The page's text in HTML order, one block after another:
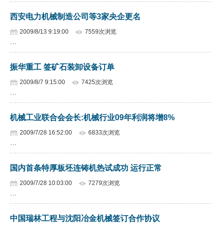
西安电力机械制造公司等3家央企更名
2009/8/13 9:19:00 7559次浏览
振华重工 签矿石装卸设备订单
2009/8/7 9:15:00 7425次浏览
机械工业联合会会长:机械行业09年利润将增8%
2009/7/28 16:52:00 6833次浏览
国内首条特厚板坯连铸机热试成功 运行正常
2009/7/28 10:03:00 7279次浏览
中国瑞林工程与沈阳冶金机械签订合作协议